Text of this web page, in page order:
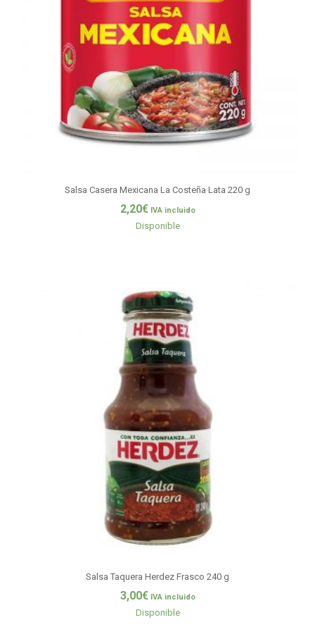
Salsa Casera Mexicana La Costeña Lata 220 g
2,20€ IVA incluido
Disponible
Salsa Taquera Herdez Frasco 240 g
3,00€ IVA incluido
Disponible